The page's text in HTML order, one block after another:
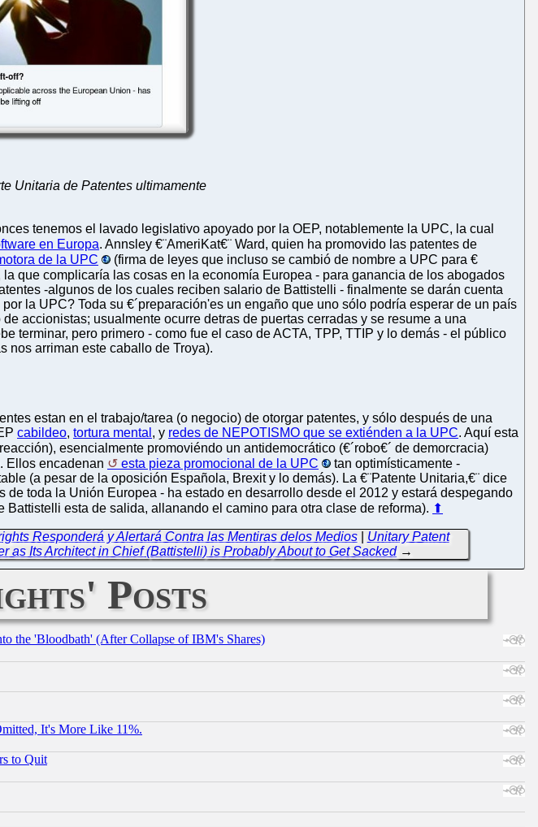
Unitaria de Patentes ultimamente
tenemos el lavado legislativo apoyado por la OEP, notablemente la UPC, la cual
en Europa. Annsley €¨AmeriKat€¨ Ward, quien ha promovido las patentes de
de la UPC
(firma de leyes que incluso se cambió de nombre a UPC para €
la que complicaría las cosas en la economía Europea - para ganancia de los abogados
-algunos de los cuales reciben salario de Battistelli - finalmente se darán cuenta
la UPC? Toda su €´preparación'es un engaño que uno sólo podría esperar de un país
accionistas; usualmente ocurre detras de puertas cerradas y se resume a una
terminar, pero primero - como fue el caso de ACTA, TPP, TTIP y lo demás - el público
nos arriman este caballo de Troya).
estan en el trabajo/tarea (o negocio) de otorgar patentes, y sólo después de una
cabildeo, tortura mental , y redes de NEPOTISMO que se extiénden a la UPC. Aquí esta
esencialmente promoviéndo un antidemocrático (€´robo€´ de demorcracia)
Ellos encadenan
esta pieza promocional de la UPC
tan optimísticamente -
(a pesar de la oposición Española, Brexit y lo demás). La €¨Patente Unitaria,€¨ dice
de toda la Unión Europea - ha estado en desarrollo desde el 2012 y estará despegando
Battistelli esta de salida, allanando el camino para otra clase de reforma). ⬆
Responderá y Alertará Contra las Mentiras delos Medios| Unitary Patent
as Its Architect in Chief (Battistelli) is Probably About to Get Sacked→
Posts
the 'Bloodbath' (After Collapse of IBM's Shares)
It's More Like 11%.
to Quit